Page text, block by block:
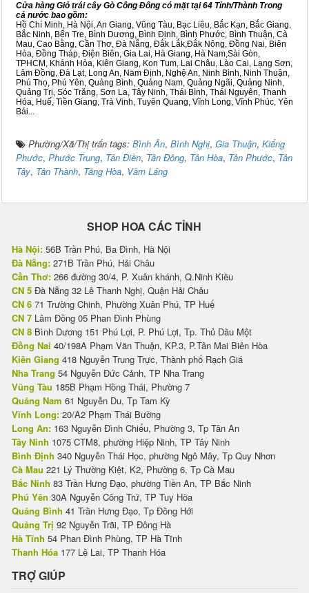
Cửa hàng Giỏ trái cây Gò Công Đông có mặt tại 64 Tỉnh/Thành Trong
cả nước bao gồm:
Hồ Chí Minh, Hà Nội, An Giang, Vũng Tàu, Bạc Liêu, Bắc Kạn, Bắc Giang,
Bắc Ninh, Bến Tre, Bình Dương, Bình Định, Bình Phước, Bình Thuận, Cà
Mau, Cao Bằng, Cần Thơ, Đà Nẵng, Đắk Lắk,Đắk Nông, Đồng Nai, Biên
Hòa, Đồng Tháp, Điện Biên, Gia Lai, Hà Giang, Hà Nam,Sài Gòn,
TPHCM, Khánh Hòa, Kiên Giang, Kon Tum, Lai Châu, Lào Cai, Lạng Sơn,
Lâm Đồng, Đà Lạt, Long An, Nam Định, Nghệ An, Ninh Bình, Ninh Thuận,
Phú Thọ, Phú Yên, Quảng Bình, Quảng Nam, Quảng Ngãi, Quảng Ninh,
Quảng Trị, Sóc Trăng, Sơn La, Tây Ninh, Thái Bình, Thái Nguyên, Thanh
Hóa, Huế, Tiền Giang, Trà Vinh, Tuyên Quang, Vĩnh Long, Vĩnh Phúc, Yên
Bái...
Phường/Xã/Thị trấn tags: Bình Ân, Bình Nghị, Gia Thuận, Kiểng
Phước, Phước Trung, Tân Điền, Tân Đông, Tân Hòa, Tân Phước, Tân
Tây, Tân Thành, Tăng Hòa, Vàm Láng
SHOP HOA CÁC TỈNH
Hà Nội: 56B Trần Phú, Ba Đình, Hà Nội
Đà Nẵng: 271B Trần Phú, Hải Châu
Cần Thơ: 266 đường 30/4, P. Xuân khánh, Q.Ninh Kiều
CN 5 Đà Nẵng 32 Lê Thanh Nghị, Quận Hải Châu
CN 6 71 Trường Chinh, Phường Xuân Phú, TP Huế
CN 7 Lâm Đồng 05 Phan Đình Phùng
CN 8 Bình Dương 151 Phú Lợi, P. Phú Lợi, Tp. Thủ Dầu Một
Đồng Nai 40/198A Phạm Văn Thuận, KP.3, P.Tân Mai Biên Hòa
Kiên Giang 418 Nguyễn Trung Trực, Thành phố Rạch Giá
Nha Trang 54 Nguyễn Đức Cảnh, TP Nha Trang
Vũng Tàu 185B Phạm Hồng Thái, Phường 7
Quảng Nam 61 Nguyễn Du, Tp Tam Kỳ
Vĩnh Long: 20/A2 Phạm Thái Bường
Long An: 163 Nguyễn Đình Chiểu, Phường 3, Tp Tân An
Tây Ninh 1075 CTM8, phường Hiệp Ninh, TP Tây Ninh
Bình Định 340 Nguyễn Thái Học, phường Ngô Mây, Tp Quy Nhơn
Cà Mau 221 Lý Thường Kiệt, K2, Phường 6, Tp Cà Mau
Bắc Ninh 83 Trần Hưng Đạo, phường Tiền An, TP Bắc Ninh
Phú Yên 30A Nguyễn Công Trứ, TP Tuy Hòa
Quảng Bình 41 Trần Hưng Đạo, Tp Đồng Hới
Quảng Trị 92 Nguyễn Trãi, TP Đông Hà
Hà Tĩnh 54 Phan Đình Phùng, TP Hà Tĩnh
Thanh Hóa 177 Lê Lai, TP Thanh Hóa
TRỢ GIÚP